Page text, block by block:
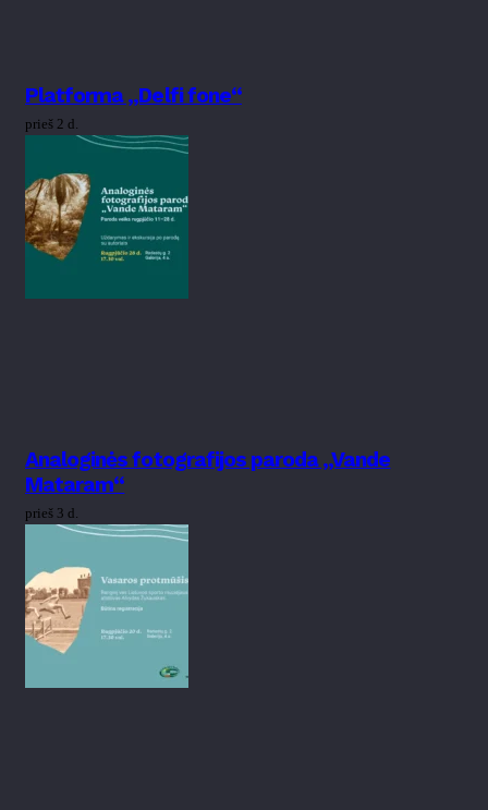
Platforma „Delfi fone“
prieš 2 d.
Analoginės fotografijos paroda „Vande
Mataram“
prieš 3 d.